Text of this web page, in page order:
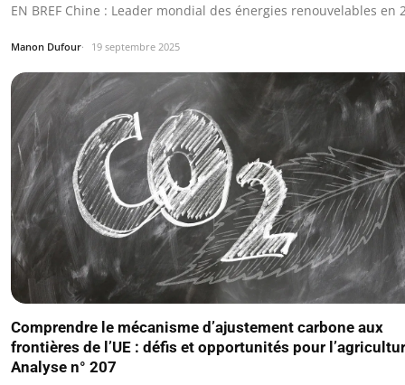
EN BREF Chine : Leader mondial des énergies renouvelables en
Manon Dufour 19 septembre 2025
Comprendre le mécanisme d’ajustement carbone aux
frontières de l’UE : défis et opportunités pour
Analyse n° 207